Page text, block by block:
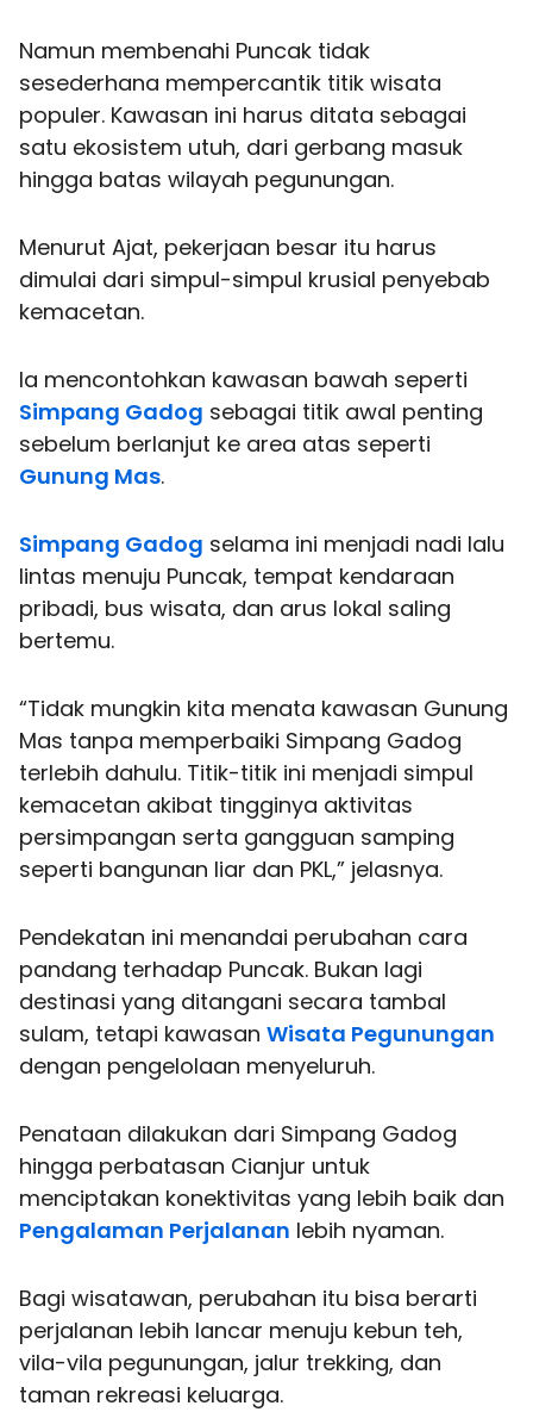
Namun membenahi Puncak tidak
sesederhana mempercantik titik wisata
populer. Kawasan ini harus ditata sebagai
satu ekosistem utuh, dari gerbang masuk
hingga batas wilayah pegunungan.
Menurut Ajat, pekerjaan besar itu harus
dimulai dari simpul-simpul krusial penyebab
kemacetan.
Ia mencontohkan kawasan bawah seperti
Simpang Gadog sebagai titik awal penting
sebelum berlanjut ke area atas seperti
Gunung Mas.
Simpang Gadog selama ini menjadi nadi lalu
lintas menuju Puncak, tempat kendaraan
pribadi, bus wisata, dan arus lokal saling
bertemu.
“Tidak mungkin kita menata kawasan Gunung
Mas tanpa memperbaiki Simpang Gadog
terlebih dahulu. Titik-titik ini menjadi simpul
kemacetan akibat tingginya aktivitas
persimpangan serta gangguan samping
seperti bangunan liar dan PKL,” jelasnya.
Pendekatan ini menandai perubahan cara
pandang terhadap Puncak. Bukan lagi
destinasi yang ditangani secara tambal
sulam, tetapi kawasan Wisata Pegunungan
dengan pengelolaan menyeluruh.
Penataan dilakukan dari Simpang Gadog
hingga perbatasan Cianjur untuk
menciptakan konektivitas yang lebih baik dan
Pengalaman Perjalanan lebih nyaman.
Bagi wisatawan, perubahan itu bisa berarti
perjalanan lebih lancar menuju kebun teh,
vila-vila pegunungan, jalur trekking, dan
taman rekreasi keluarga.